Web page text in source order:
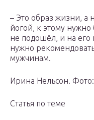
– Это образ жизни, а
йогой, к этому
не подошёл, и на его
нужно
мужчинам.
Ирина Нельсон.
Статья по теме